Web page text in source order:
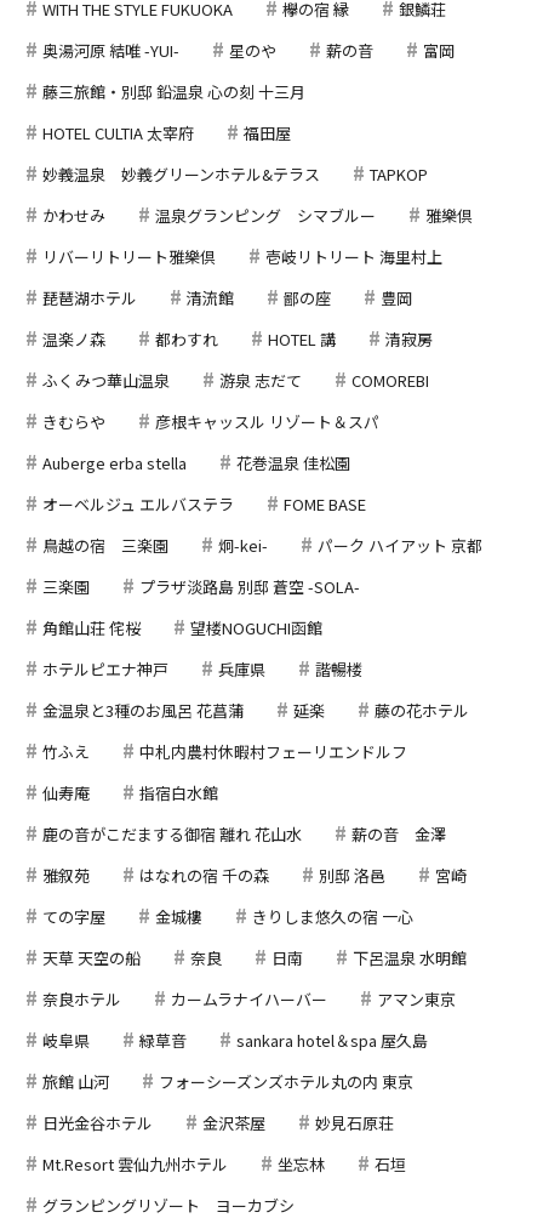
WITH THE STYLE FUKUOKA 欅の宿 縁
銀鱗荘
奥湯河原 結唯 -YUI-
星のや 薪の音
富岡
藤三旅館・別邸 鉛温泉 心の刻 十三月
HOTEL CULTIA 太宰府
福田屋
妙義温泉 妙義グリーンホテル&テラス
TAPKOP
かわせみ
温泉グランピング シマブルー
雅樂倶
リバーリトリート雅樂倶
壱岐リトリート 海里村上
琵琶湖ホテル
清流館 鄙の座
豊岡
温楽ノ森
都わすれ HOTEL 講
清寂房
ふくみつ華山温泉
游泉 志だて
COMOREBI
きむらや
彦根キャッスル リゾート＆スパ
Auberge erba stella
花巻温泉 佳松園
オーベルジュ エルバステラ
FOME BASE
鳥越の宿 三楽園
炯-kei-
パーク ハイアット 京都
三楽園
プラザ淡路島 別邸 蒼空 -SOLA-
角館山荘 侘桜
望楼NOGUCHI函館
ホテルピエナ神戸
兵庫県
諧暢楼
金温泉と3種のお風呂 花菖蒲
延楽
藤の花ホテル
竹ふえ
中札内農村休暇村フェーリエンドルフ
仙寿庵
指宿白水館
鹿の音がこだまする御宿 離れ 花山水
薪の音 金澤
雅叙苑
はなれの宿 千の森 別邸 洛邑
宮崎
ての字屋
金城樓
きりしま悠久の宿 一心
天草 天空の船
奈良 日南
下呂温泉 水明館
奈良ホテル
カームラナイハーバー
アマン東京
岐阜県
緑草音
sankara hotel＆spa 屋久島
旅館 山河
フォーシーズンズホテル丸の内 東京
日光金谷ホテル
金沢茶屋
妙見石原荘
Mt.Resort 雲仙九州ホテル
坐忘林
石垣
グランピングリゾート ヨーカブシ